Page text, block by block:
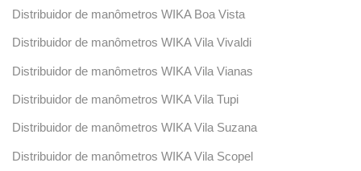
Distribuidor de manômetros WIKA Boa Vista
Distribuidor de manômetros WIKA Vila Vivaldi
Distribuidor de manômetros WIKA Vila Vianas
Distribuidor de manômetros WIKA Vila Tupi
Distribuidor de manômetros WIKA Vila Suzana
Distribuidor de manômetros WIKA Vila Scopel